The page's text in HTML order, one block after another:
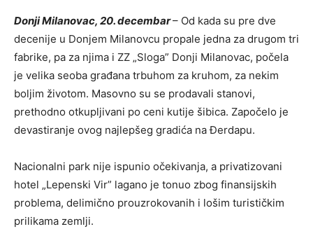
Donji Milanovac, 20. decembar– Od kada su pre dve
decenije u Donjem Milanovcu propale jedna za drugom tri
fabrike, pa za njima i ZZ „Sloga” Donji Milanovac, počela
je velika seoba građana trbuhom za kruhom, za nekim
boljim životom. Masovno su se prodavali stanovi,
prethodno otkupljivani po ceni kutije šibica. Započelo je
devastiranje ovog najlepšeg gradića na Đerdapu.
Nacionalni park nije ispunio očekivanja, a privatizovani
hotel „Lepenski Vir” lagano je tonuo zbog finansijskih
problema, delimično prouzrokovanih i lošim turističkim
prilikama zemlji.